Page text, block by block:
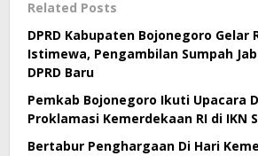
Related Posts
DPRD Kabupaten Bojonegoro Gelar
Istimewa, Pengambilan Sumpah
DPRD Baru
Pemkab Bojonegoro Ikuti Upacara
Proklamasi Kemerdekaan RI di IKN
Bertabur Penghargaan Di Hari